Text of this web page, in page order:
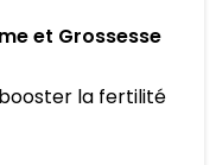
et Grossesse
la fertilité